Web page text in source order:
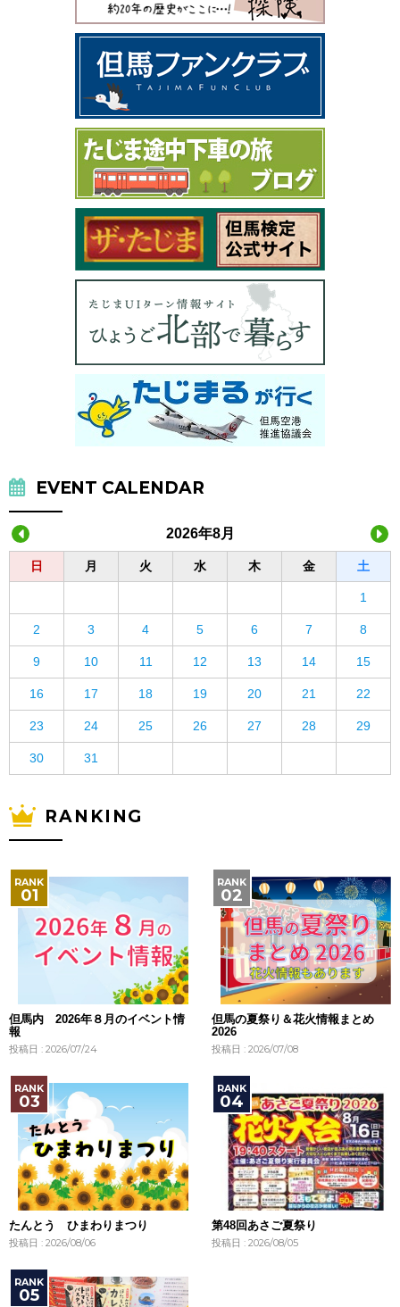
EVENT CALENDAR
2026年8月
日 月 火 水 木 金 土
1
2 3 4 5 6 7 8
9 10 11 12 13 14 15
16 17 18 19 20 21 22
23 24 25 26 27 28 29
30 31
RANKING
但馬内 2026年８月のイベント情
報
投稿日 : 2026/07/24
但馬の夏祭り＆花火情報まとめ
2026
投稿日 : 2026/07/08
たんとう ひまわりまつり
投稿日 : 2026/08/06
第48回あさご夏祭り
投稿日 : 2026/08/05